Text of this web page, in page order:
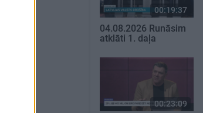
00:19:37
04.08.2026 Runāsim
atklāti 1. daļa
00:23:09